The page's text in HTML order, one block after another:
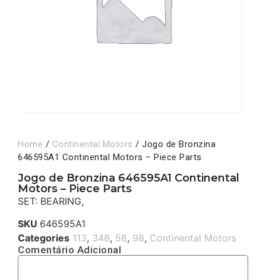
Home / Continental Motors / Jogo de Bronzina
646595A1 Continental Motors – Piece Parts
Jogo de Bronzina 646595A1 Continental
Motors – Piece Parts
SET: BEARING,
SKU 646595A1
Categories 113, 348, 58, 98, Continental Motors
Comentário Adicional